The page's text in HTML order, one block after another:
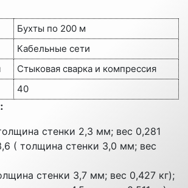
Бухты по 200 м
Кабельные сети
Стыковая сварка и компрессия
40
стенки 2,3 мм; вес 0,281
( толщина стенки 3,0 мм; вес
стенки 3,7 мм; вес 0,427 кг);